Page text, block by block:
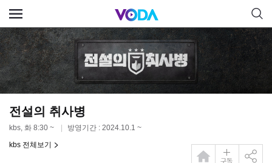
전설의 취사병
kbs, 화 8:30 ~
방영기간 : 2024.10.1 ~
kbs 전체보기